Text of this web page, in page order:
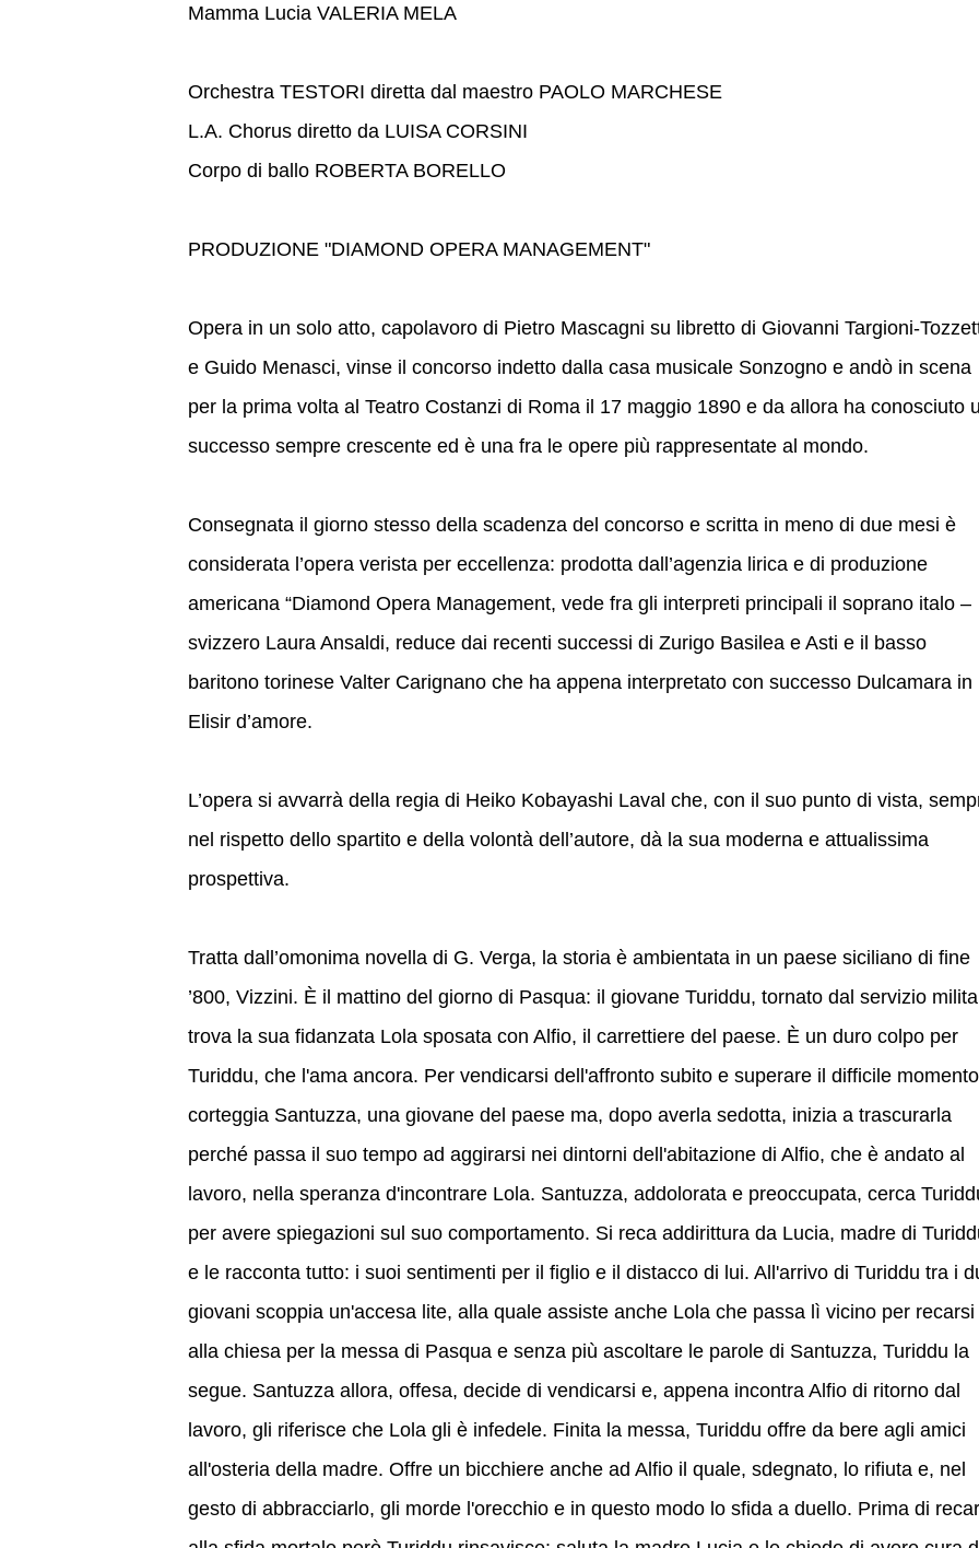
Mamma Lucia VALERIA MELA
Orchestra TESTORI diretta dal maestro PAOLO MARCHESE
L.A. Chorus diretto da LUISA CORSINI
Corpo di ballo ROBERTA BORELLO
PRODUZIONE "DIAMOND OPERA MANAGEMENT"
Opera in un solo atto, capolavoro di Pietro Mascagni su libretto di Giovanni Targioni-
e Guido Menasci, vinse il concorso indetto dalla casa musicale Sonzogno e andò in scena
per la prima volta al Teatro Costanzi di Roma il 17 maggio 1890 e da allora ha conosciuto
successo sempre crescente ed è una fra le opere più rappresentate al mondo.
Consegnata il giorno stesso della scadenza del concorso e scritta in meno di due mesi è
considerata l’opera verista per eccellenza: prodotta dall’agenzia lirica e di produzione
americana “Diamond Opera Management, vede fra gli interpreti principali il soprano italo –
svizzero Laura Ansaldi, reduce dai recenti successi di Zurigo Basilea e Asti e il basso
baritono torinese Valter Carignano che ha appena interpretato con successo Dulcamara in
Elisir d’amore.
L’opera si avvarrà della regia di Heiko Kobayashi Laval che, con il suo punto di vista,
nel rispetto dello spartito e della volontà dell’autore, dà la sua moderna e attualissima
prospettiva.
Tratta dall’omonima novella di G. Verga, la storia è ambientata in un paese siciliano di fine
’800, Vizzini. È il mattino del giorno di Pasqua: il giovane Turiddu, tornato dal servizio
trova la sua fidanzata Lola sposata con Alfio, il carrettiere del paese. È un duro colpo per
Turiddu, che l'ama ancora. Per vendicarsi dell'affronto subito e superare il difficile
corteggia Santuzza, una giovane del paese ma, dopo averla sedotta, inizia a trascurarla
perché passa il suo tempo ad aggirarsi nei dintorni dell'abitazione di Alfio, che è andato al
lavoro, nella speranza d'incontrare Lola. Santuzza, addolorata e preoccupata, cerca
per avere spiegazioni sul suo comportamento. Si reca addirittura da Lucia, madre di
e le racconta tutto: i suoi sentimenti per il figlio e il distacco di lui. All'arrivo di Turiddu tra i
giovani scoppia un'accesa lite, alla quale assiste anche Lola che passa lì vicino per recarsi
alla chiesa per la messa di Pasqua e senza più ascoltare le parole di Santuzza, Turiddu la
segue. Santuzza allora, offesa, decide di vendicarsi e, appena incontra Alfio di ritorno dal
lavoro, gli riferisce che Lola gli è infedele. Finita la messa, Turiddu offre da bere agli amici
all'osteria della madre. Offre un bicchiere anche ad Alfio il quale, sdegnato, lo rifiuta e, nel
gesto di abbracciarlo, gli morde l'orecchio e in questo modo lo sfida a duello. Prima di